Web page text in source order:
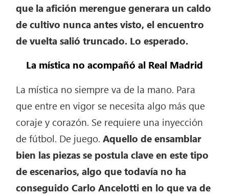
que la afición merengue generara un caldo
de cultivo nunca antes visto, el encuentro
de vuelta salió truncado. Lo esperado.
La mística no acompañó al Real Madrid
La mística no siempre va de la mano. Para
que entre en vigor se necesita algo más que
coraje y corazón. Se requiere una inyección
de fútbol. De juego.Aquello de ensamblar
bien las piezas se postula clave en este tipo
de escenarios, algo que todavía no ha
conseguido Carlo Ancelotti en lo que va de